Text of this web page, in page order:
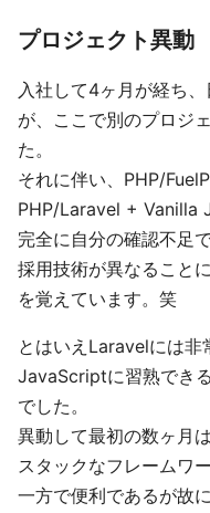
プロジェクト異動
入社して4ヶ月が経ち
が、ここで別のプロジ
た。
それに伴い、PHP/
PHP/Laravel + Vanilla
完全に自分の確認不足
採用技術が異なること
を覚えています。笑
とはいえLaravelには非
JavaScriptに習熟でき
でした。
異動して最初の数ヶ月
スタックなフレームワ
一方で便利であるが故